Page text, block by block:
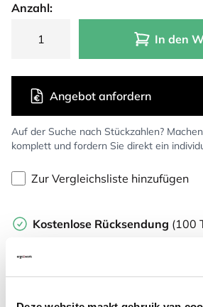
Anzahl:
In den
Auf der Suche nach Stückzahlen?
komplett und fordern Sie direkt ein
Angebot anfordern
Zur Vergleichsliste hinzufügen
Kostenlose Rücksendung (100